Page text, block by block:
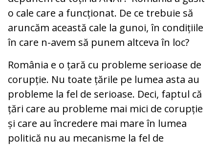
o cale care a funcționat. De ce trebuie să
aruncăm această cale la gunoi, în condițiile
în care n-avem să punem altceva în loc?
România e o țară cu probleme serioase de
corupție. Nu toate țările pe lumea asta au
probleme la fel de serioase. Deci, faptul că
țări care au probleme mai mici de corupție
și care au încredere mai mare în lumea
politică nu au mecanisme la fel de